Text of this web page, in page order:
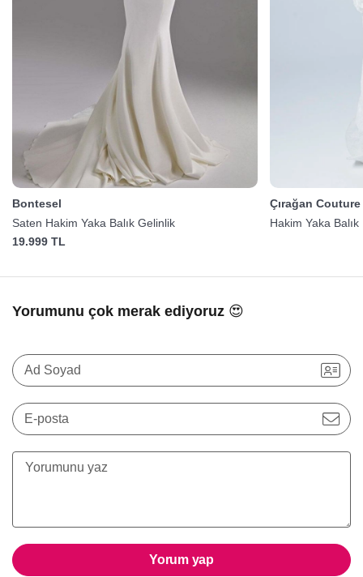
Bontesel
Saten Hakim Yaka Balık Gelinlik
19.999 TL
Çırağan Couture
Hakim Yaka
Yorumunu çok merak ediyoruz 😍
Ad Soyad
E-posta
Yorum yap